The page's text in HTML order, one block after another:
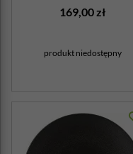
Revol tonka
169,00 zł
produkt niedostępny